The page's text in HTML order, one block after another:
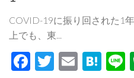
COVID-19に振り回された1
上でも、東...
Facebook
Twitter
Email